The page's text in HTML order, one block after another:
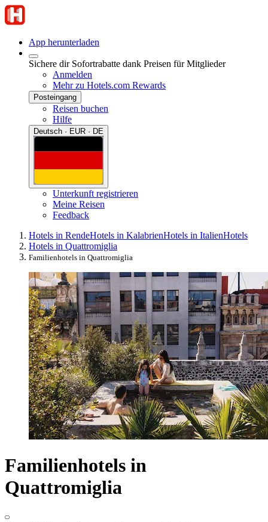
App herunterladen
Sichere dir Sofortrabatte dank Preisen für Mitglieder
Anmelden
Mehr zu Hotels.com Rewards
Posteingang
Reisen buchen
Hilfe
Deutsch · EUR · DE
Unterkunft registrieren
Meine Reisen
Feedback
Hotels in RendeHotels in KalabrienHotels in ItalienHotels
Hotels in Quattromiglia
Familienhotels in Quattromiglia
Familienhotels in
Quattromiglia